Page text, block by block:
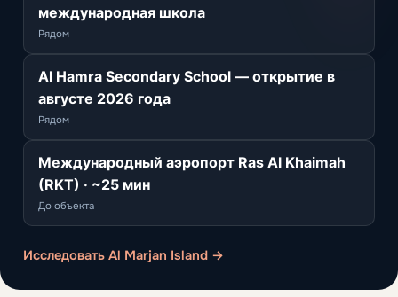
международная школа
Рядом
Al Hamra Secondary School — открытие в
августе 2026 года
Рядом
Международный аэропорт Ras Al Khaimah
(RKT) · ~25 мин
До объекта
Исследовать Al Marjan Island →